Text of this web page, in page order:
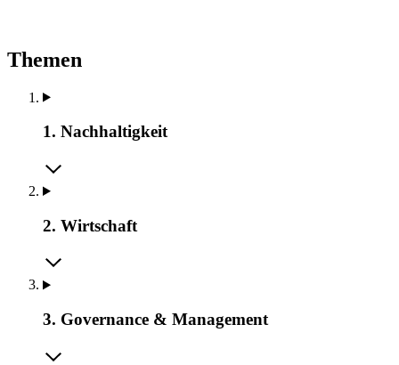
Themen
1. Nachhaltigkeit
2. Wirtschaft
3. Governance & Management